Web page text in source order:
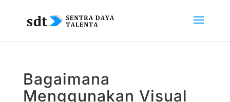
Bagaimana
Menggunakan Visual